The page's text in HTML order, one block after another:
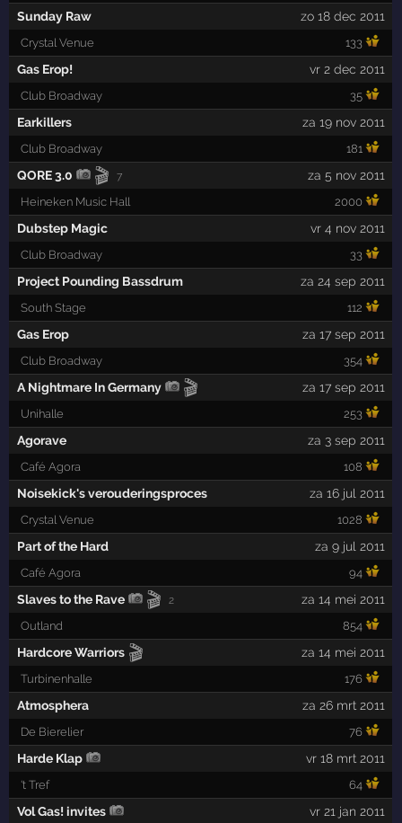
Sunday Raw zo 18 dec 2011
Crystal Venue 133
Gas Erop! vr 2 dec 2011
Club Broadway 35
Earkillers za 19 nov 2011
Club Broadway 181
QORE 3.0 🎬 7 za 5 nov 2011
Heineken Music Hall 2000
Dubstep Magic vr 4 nov 2011
Club Broadway 33
Project Pounding Bassdrum za 24 sep 2011
South Stage 112
Gas Erop za 17 sep 2011
Club Broadway 354
A Nightmare In Germany 🎬 za 17 sep 2011
Unihalle 253
Agorave za 3 sep 2011
Café Agora 108
Noisekick's verouderingsproces za 16 jul 2011
Crystal Venue 1028
Part of the Hard za 9 jul 2011
Café Agora 94
Slaves to the Rave 🎬 2 za 14 mei 2011
Outland 854
Hardcore Warriors 🎬 za 14 mei 2011
Turbinenhalle 176
Atmosphera za 26 mrt 2011
De Bierelier 76
Harde Klap vr 18 mrt 2011
't Tref 64
Vol Gas! invites vr 21 jan 2011